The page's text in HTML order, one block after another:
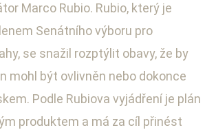
Marco Rubio. Rubio, který je
Senátního výboru pro
se snažil rozptýlit obavy, že by
mohl být ovlivněn nebo dokonce
Podle Rubiova vyjádření je plán
produktem a má za cíl přinést